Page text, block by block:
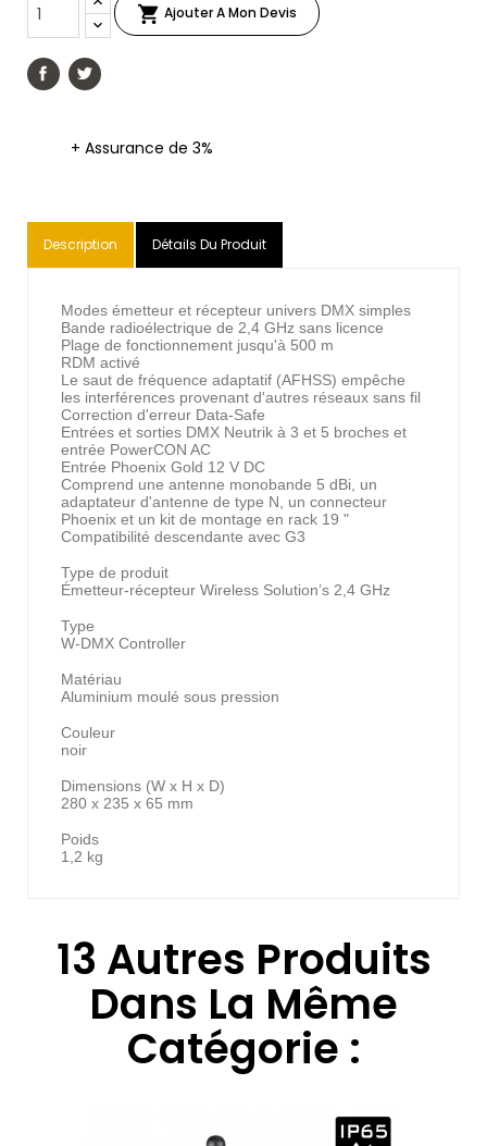
 Ajouter A Mon Devis
+ Assurance de 3%
Description Détails Du Produit
Modes émetteur et récepteur univers DMX simples
Bande radioélectrique de 2,4 GHz sans licence
Plage de fonctionnement jusqu'à 500 m
RDM activé
Le saut de fréquence adaptatif (AFHSS) empêche
les interférences provenant d'autres réseaux sans fil
Correction d'erreur Data-Safe
Entrées et sorties DMX Neutrik à 3 et 5 broches et
entrée PowerCON AC
Entrée Phoenix Gold 12 V DC
Comprend une antenne monobande 5 dBi, un
adaptateur d'antenne de type N, un connecteur
Phoenix et un kit de montage en rack 19 "
Compatibilité descendante avec G3
Type de produit
Émetteur-récepteur Wireless Solution’s 2,4 GHz
Type
W-DMX Controller
Matériau
Aluminium moulé sous pression
Couleur
noir
Dimensions (W x H x D)
280 x 235 x 65 mm
Poids
1,2 kg
13 Autres Produits
Dans La Même
Catégorie :